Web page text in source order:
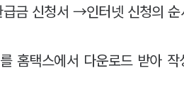
금 신청서 →인터넷 신청의 순
홈택스에서 다운로드 받아